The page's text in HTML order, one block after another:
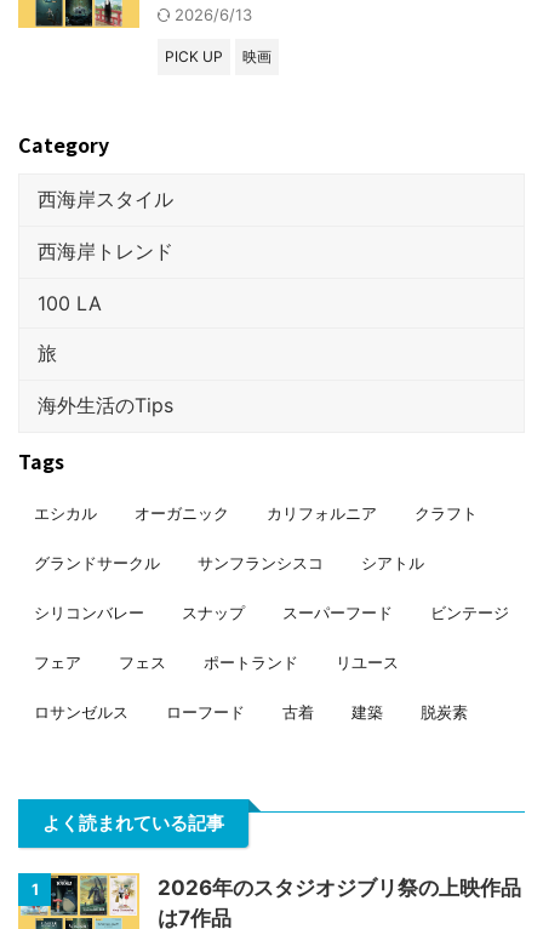
2026/6/13
PICK UP 映画
Category
西海岸スタイル
西海岸トレンド
100 LA
旅
海外生活のTips
Tags
エシカル オーガニック カリフォルニア クラフト
グランドサークル サンフランシスコ シアトル
シリコンバレー スナップ スーパーフード ビンテージ
フェア フェス ポートランド リユース
ロサンゼルス ローフード 古着 建築 脱炭素
よく読まれている記事
1
2026年のスタジオジブリ祭の上映作品
は7作品